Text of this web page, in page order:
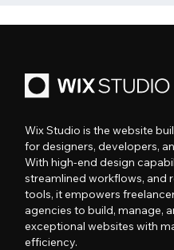
Wix Studio is the website
for designers, developers,
With high-end design
streamlined workflows, and
tools, it empowers
agencies to build, manage,
exceptional websites with
efficiency.